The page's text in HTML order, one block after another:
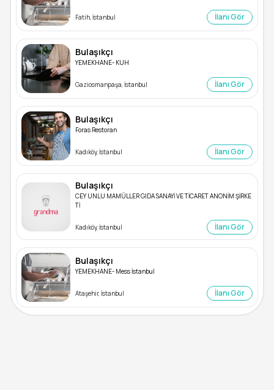
Fatih, İstanbul İlanı Gör
Bulaşıkçı
YEMEKHANE- KUH
Gaziosmanpaşa, İstanbul İlanı Gör
Bulaşıkçı
Foras Restoran
Kadıköy, İstanbul İlanı Gör
Bulaşıkçı
CEY UNLU MAMÜLLER GIDA SANAYİ VE TİCARET ANONİM ŞİRKE
Tİ
Kadıköy, İstanbul İlanı Gör
Bulaşıkçı
YEMEKHANE- Mess İstanbul
Ataşehir, İstanbul İlanı Gör